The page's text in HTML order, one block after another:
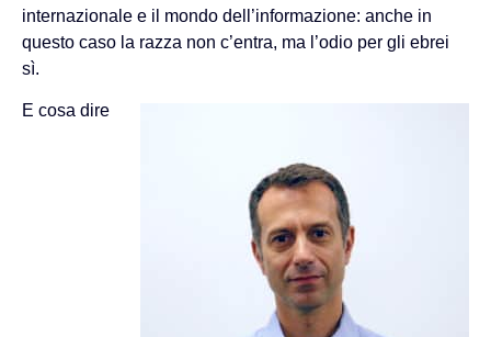
internazionale e il mondo dell’informazione: anche in
questo caso la razza non c’entra, ma l’odio per gli ebrei
sì.
E cosa dire